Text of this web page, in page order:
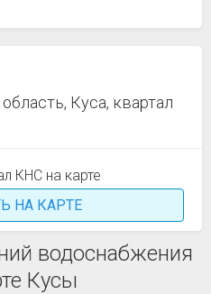
Куса, квартал
НА КАРТЕ
водоснабжения
Кусы